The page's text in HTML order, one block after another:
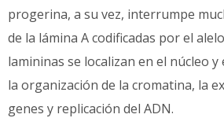
progerina, a su vez, interrumpe
de la lámina A codificadas por el
lamininas se localizan en el núcleo y
la organización de la cromatina, la
genes y replicación del ADN.